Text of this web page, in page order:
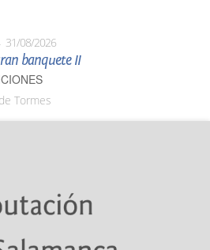
31/08/2026
banquete II
Tormes